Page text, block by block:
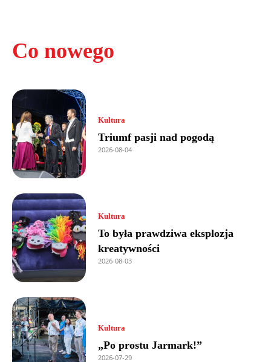
Co nowego
Kultura
Triumf pasji nad pogodą
2026-08-04
Kultura
To była prawdziwa eksplozja
kreatywności
2026-08-03
Kultura
„Po prostu Jarmark!”
2026-07-29